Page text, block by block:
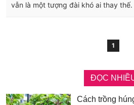
vẫn là một tượng đài khó ai thay thế.
1
ĐỌC
Cách trồng